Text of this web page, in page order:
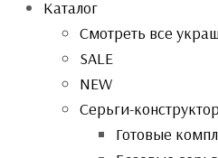
Каталог
Смотреть все
SALE
NEW
Серьги-конструктор
Готовые